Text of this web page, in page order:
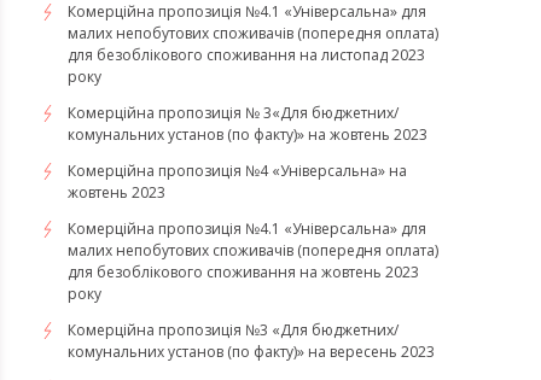
Комерційна пропозиція №4.1 «Універсальна» для
малих непобутових споживачів (попередня оплата)
для безоблікового споживання на листопад 2023
року
Комерційна пропозиція № 3«Для бюджетних/
комунальних установ (по факту)» на жовтень 2023
Комерційна пропозиція №4 «Універсальна» на
жовтень 2023
Комерційна пропозиція №4.1 «Універсальна» для
малих непобутових споживачів (попередня оплата)
для безоблікового споживання на жовтень 2023
року
Комерційна пропозиція №3 «Для бюджетних/
комунальних установ (по факту)» на вересень 2023